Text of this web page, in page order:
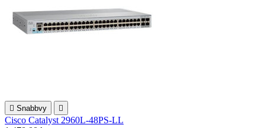
 Snabbvy 
Cisco Catalyst 2960L-48PS-LL